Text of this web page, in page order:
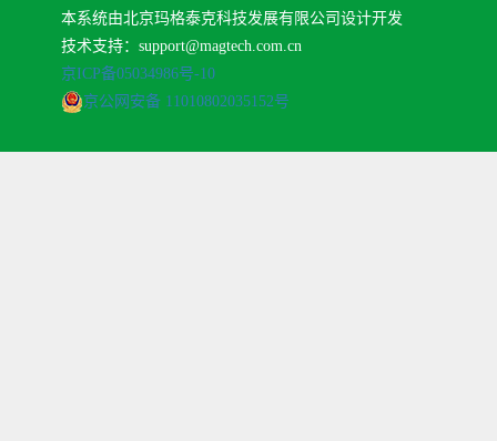
本系统由北京玛格泰克科技发展有限公司设计开发
技术支持：support@magtech.com.cn
京ICP备05034986号-10
京公网安备 11010802035152号